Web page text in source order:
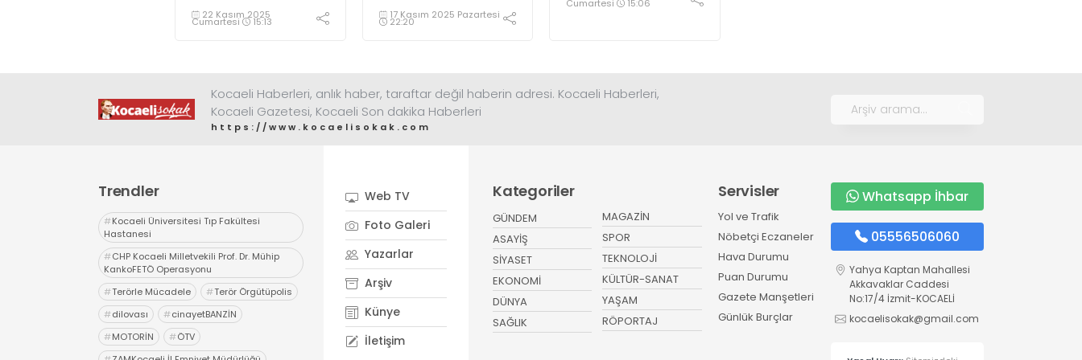
Bandırma
Vapuru’na!”
22 Kasım 2025
Cumartesi 15:13
kararı kim
tarafından alındı?
17 Kasım 2025 Pazartesi
22:20
Cumartesi 15:06
Kocaeli Haberleri, anlık haber, taraftar değil haberin adresi. Kocaeli Haberleri,
Kocaeli Gazetesi, Kocaeli Son dakika Haberleri
https://www.kocaelisokak.com
Trendler
#Kocaeli Üniversitesi Tıp Fakültesi
Hastanesi
#CHP Kocaeli Milletvekili Prof. Dr. Mühip
KankoFETÖ Operasyonu
#Terörle Mücadele #Terör Örgütüpolis
#dilovası #cinayetBANZİN
#MOTORİN #ÖTV
Web TV
Foto Galeri
Yazarlar
Arşiv
Künye
İletişim
Kategoriler
GÜNDEM
ASAYİŞ
SİYASET
EKONOMİ
DÜNYA
SAĞLIK
MAGAZİN
SPOR
TEKNOLOJİ
KÜLTÜR-SANAT
YAŞAM
RÖPORTAJ
Servisler
Yol ve Trafik
Nöbetçi Eczaneler
Hava Durumu
Puan Durumu
Gazete Manşetleri
Günlük Burçlar
Whatsapp İhbar
05556506060
Yahya Kaptan Mahallesi
Akkavaklar Caddesi
No:17/4 İzmit-KOCAELİ
kocaelisokak@gmail.com